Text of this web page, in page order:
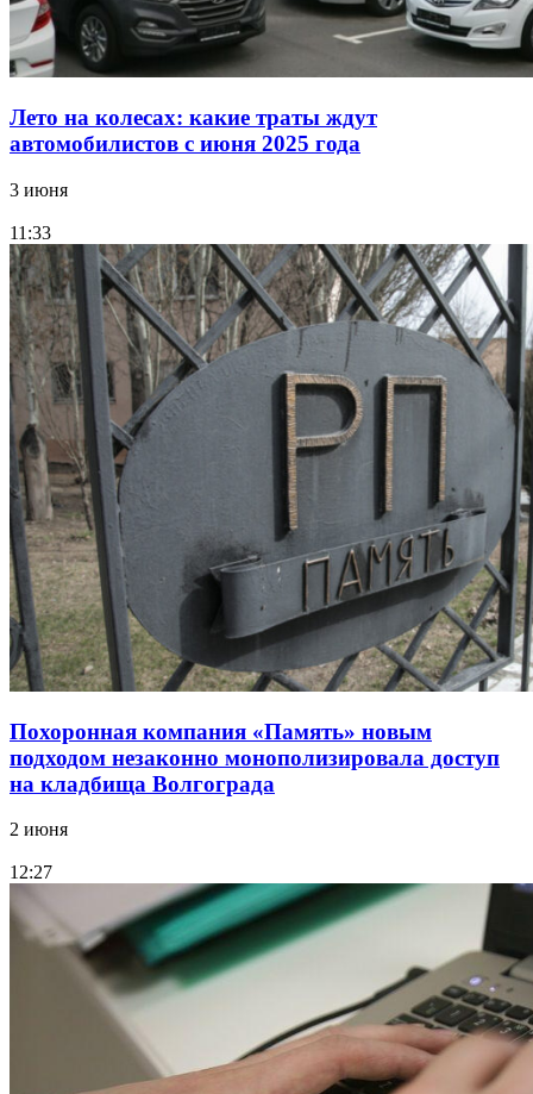
Лето на колесах: какие траты ждут
автомобилистов с июня 2025 года
3 июня
11:33
Похоронная компания «Память» новым
подходом незаконно монополизировала доступ
на кладбища Волгограда
2 июня
12:27